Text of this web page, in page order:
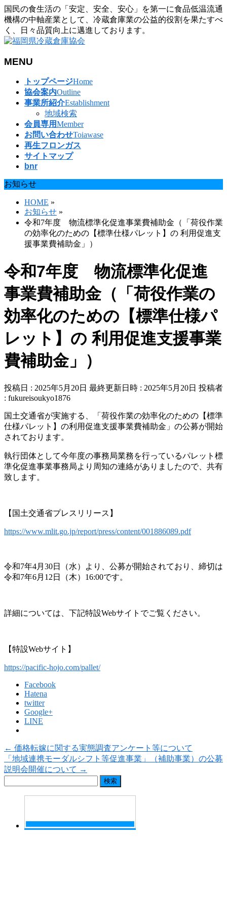
国民の食生活の「安定、安全、安心」を第一に食品低温流通
機構の中軸産業として、冷蔵倉庫業の公益的役割を果たすべ
く、日々品質向上に邁進しております。
MENU
トップページHome
協会案内Outline
事業所紹介Establishment
地域検索
会員専用Member
お問い合わせToiawase
再生フロンガス
サイトマップ
bnr
お知らせ
HOME »
お知らせ »
令和7年度 物流標準化促進事業費補助金（「荷役作業
の効率化のための【標準仕様パレット】の 利用促進支
援事業費補助金」）
令和7年度 物流標準化促進
事業費補助金（「荷役作業の
効率化のための【標準仕様パ
レット】の 利用促進支援事業
費補助金」）
投稿日 : 2025年5月20日 最終更新日時 : 2025年5月20日 投稿者
: fukureisoukyo1876
国土交通省が実施する、「荷役作業の効率化のための【標準
仕様パレット】の利用促進支援事業費補助金」の公募が開始
されております。
執行団体として今年度の事務局業務を行っているパレット標
準化促進事業事務局より周知の連絡がありましたので、共有
致します。
【国土交通省プレスリリース】
https://www.mlit.go.jp/report/press/content/001886089.pdf
令和7年4月30日（水）より、公募が開始されており、締切は
令和7年6月12日（木）16:00です。
詳細については、下記特設Webサイトでご覧ください。
【特設Webサイト】
https://pacific-hojo.com/pallet/
Facebook
Hatena
twitter
Google+
LINE
← 価格転嫁に関する実態調査アンケート等について
「地域連携モーダルシフト等促進事業」（補助事業）の公募
説明会開催について →